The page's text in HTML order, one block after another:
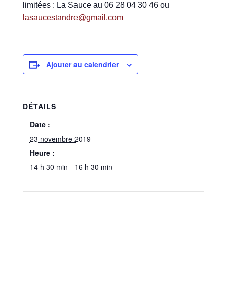
limitées : La Sauce au 06 28 04 30 46 ou
lasaucestandre@gmail.com
Ajouter au calendrier
DÉTAILS
Date :
23 novembre 2019
Heure :
14 h 30 min - 16 h 30 min